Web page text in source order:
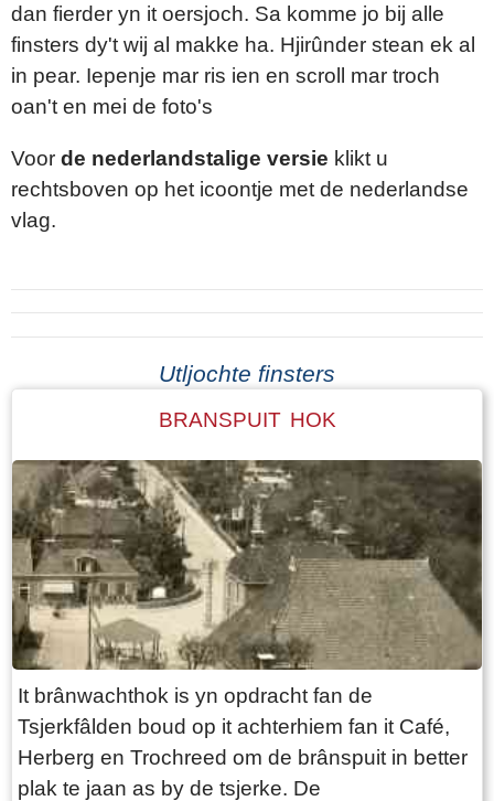
dan fierder yn it oersjoch. Sa komme jo bij alle
finsters dy't wij al makke ha. Hjirûnder stean ek al
in pear. Iepenje mar ris ien en scroll mar troch
oan't en mei de foto's
Voor de nederlandstalige versie klikt u
rechtsboven op het icoontje met de nederlandse
vlag.
Utljochte finsters
BRANSPUIT HOK
It brânwachthok is yn opdracht fan de
Tsjerkfâlden boud op it achterhiem fan it Café,
Herberg en Trochreed om de brânspuit in better
plak te jaan as by de tsjerke. De